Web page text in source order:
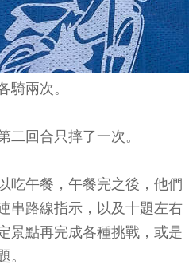
騎兩次。
回合只摔了一次。
吃午餐，午餐完之後，他們
串路線指示，以及十題左右
景點再完成各種挑戰，或是